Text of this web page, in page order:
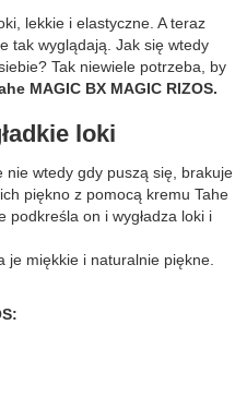
lekkie i elastyczne. A teraz
tak wyglądają. Jak się wtedy
Tak niewiele potrzeba, by
MAGIC BX MAGIC RIZOS.
loki
nie wtedy gdy puszą się, brakuje
piękno z pomocą kremu Tahe
podkreśla on i wygładza loki i
je miękkie i naturalnie piękne.